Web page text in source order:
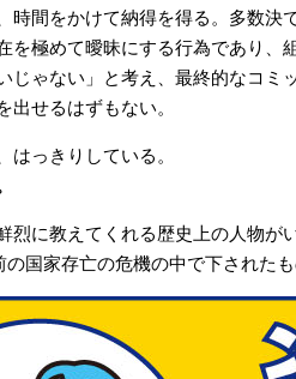
時間をかけて納得を得る。多数
を極めて曖昧にする行為であり、
じゃない」と考え、最終的なコ
出せるはずもない。
っきりしている。
烈に教えてくれる歴史上の人物が
国家存亡の危機の中で下された